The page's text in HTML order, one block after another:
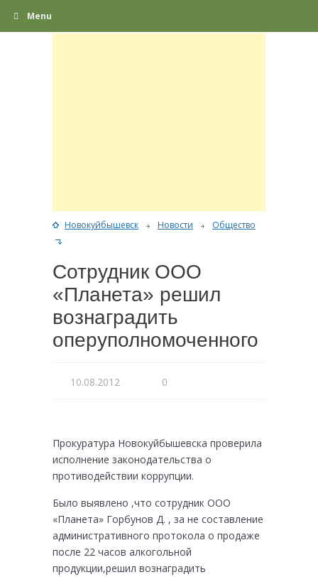
Menu
Новокуйбышевск Новости Общество
Сотрудник ООО
«Планета» решил
вознаградить
оперуполномоченного
10.08.2012 0
Прокуратура Новокуйбышевска проверила
исполнение законодательства о
противодействии коррупции.
Было выявлено ,что сотрудник ООО
«Планета» Горбунов Д. , за не составление
административного протокола о продаже
после 22 часов алкогольной
продукции,решил вознаградить